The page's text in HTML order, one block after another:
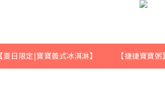
【夏日限定|寶寶義式冰淇淋】 【捷捷寶寶粥】